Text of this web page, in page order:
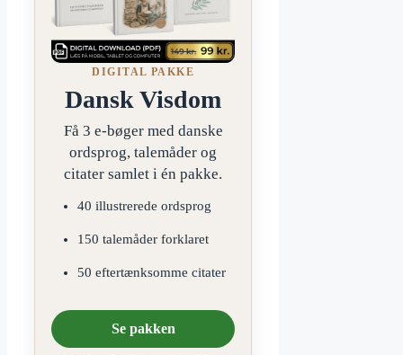
DIGITAL PAKKE
Dansk Visdom
Få 3 e-bøger med danske
ordsprog, talemåder og
citater samlet i én pakke.
40 illustrerede ordsprog
150 talemåder forklaret
50 eftertænksomme citater
Se pakken